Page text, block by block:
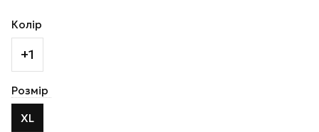
Колір
+1
Розмір
XL